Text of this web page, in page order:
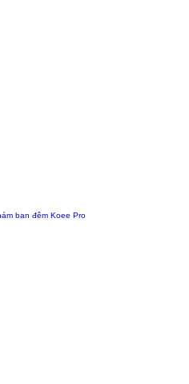
ban đêm Koee Pro